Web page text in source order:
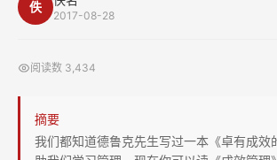
理》
佚
2017-08-28
阅读数 3,434
摘要
我们都知道德鲁克先生写过一本《卓有成效